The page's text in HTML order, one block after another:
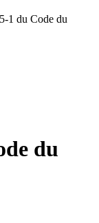
1 du Code du
du